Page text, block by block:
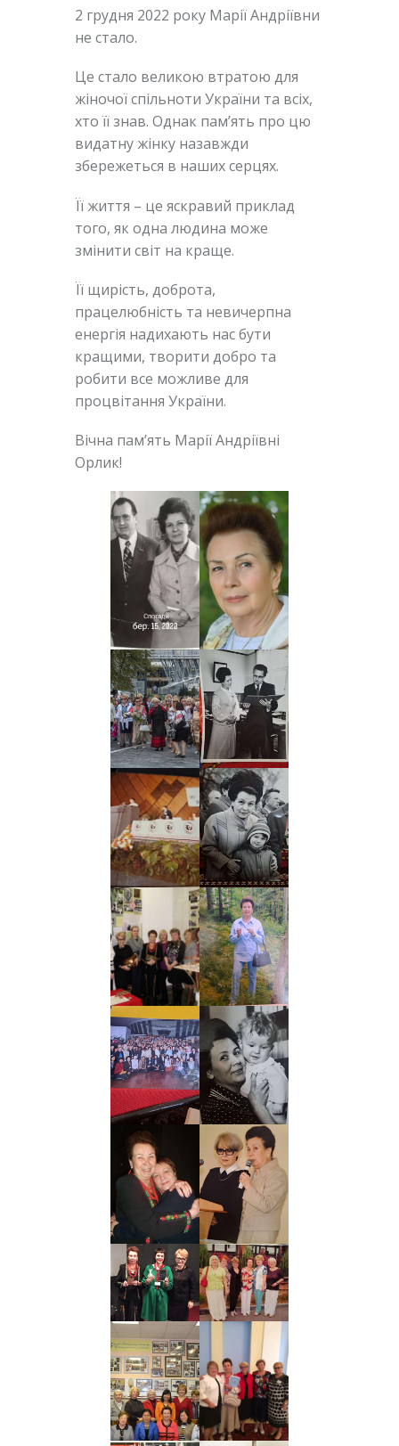
2 грудня 2022 року Марії Андріївни
не стало.
Це стало великою втратою для
жіночої спільноти України та всіх,
хто її знав. Однак пам’ять про цю
видатну жінку назавжди
збережеться в наших серцях.
Її життя – це яскравий приклад
того, як одна людина може
змінити світ на краще.
Її щирість, доброта,
працелюбність та невичерпна
енергія надихають нас бути
кращими, творити добро та
робити все можливе для
процвітання України.
Вічна пам’ять Марії Андріївні
Орлик!